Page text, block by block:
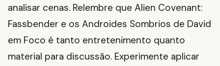
analisar cenas. Relembre que Alien Covenant:
Fassbender e os Androides Sombrios de David
em Foco é tanto entretenimento quanto
material para discussão. Experimente aplicar